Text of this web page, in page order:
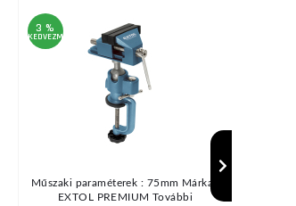
3 %
KEDVEZMÉNY
Műszaki paraméterek : 75mm Márka :
EXTOL PREMIUM További